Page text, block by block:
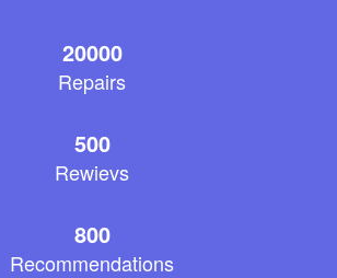
20000
Repairs
500
Rewievs
800
Recommendations